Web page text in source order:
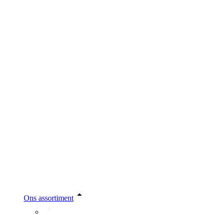
Ons assortiment